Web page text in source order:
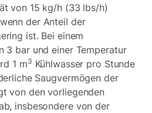
von 15 kg/h (33 lbs/h)
der Anteil der
ist. Bei einem
3 bar und einer Temperatur
1 m3 Kühlwasser pro Stunde
Saugvermögen der
von den vorliegenden
insbesondere von der